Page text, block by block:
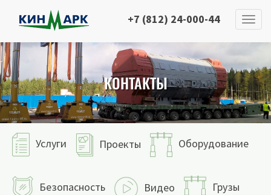
+7 (812) 24-000-44
КОНТАКТЫ
Услуги Проекты Оборудование
Безопасность Видео Грузы